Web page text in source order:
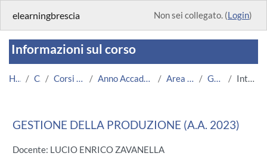
elearningbrescia Non sei collegato. (Login)
Informazioni sul corso
Home Corsi Corsi Istituzionali Anno Accademico 2023/2024 Area Ingegneria GdP 2024 Introduzione
GESTIONE DELLA PRODUZIONE (A.A. 2023)
Docente: LUCIO ENRICO ZAVANELLA